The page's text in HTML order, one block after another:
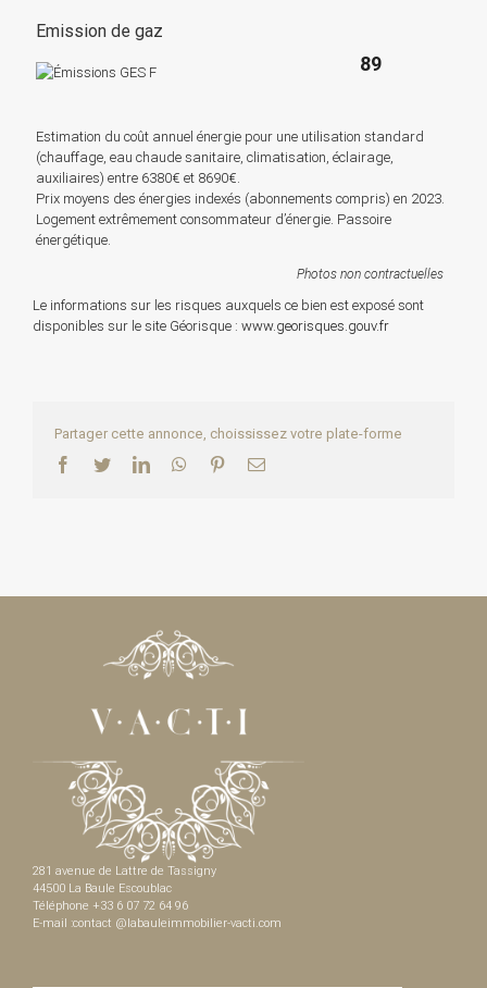
Emission de gaz
89
Estimation du coût annuel énergie pour une utilisation standard
(chauffage, eau chaude sanitaire, climatisation, éclairage,
auxiliaires) entre 6380€ et 8690€.
Prix moyens des énergies indexés (abonnements compris) en 2023.
Logement extrêmement consommateur d’énergie. Passoire
énergétique.
Photos non contractuelles
Le informations sur les risques auxquels ce bien est exposé sont
disponibles sur le site Géorisque : www.georisques.gouv.fr
Partager cette annonce, choississez votre plate-forme
Facebook
TwitterLinkedInWhatsApp
PinterestEmail
281 avenue de Lattre de Tassigny
44500 La Baule Escoublac
Téléphone +33 6 07 72 64 96
E-mail :contact @labauleimmobilier-vacti.com